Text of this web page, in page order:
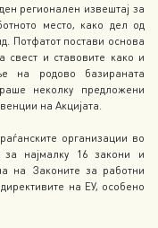
регионален извештај за
место, како дел од
Потфатот постави основа
свест и ставовите како и
на родово базираната
неколку предложени
на Акцијата.
организации во
за најмалку 16 закони и
на Законите за работни
на ЕУ, особено